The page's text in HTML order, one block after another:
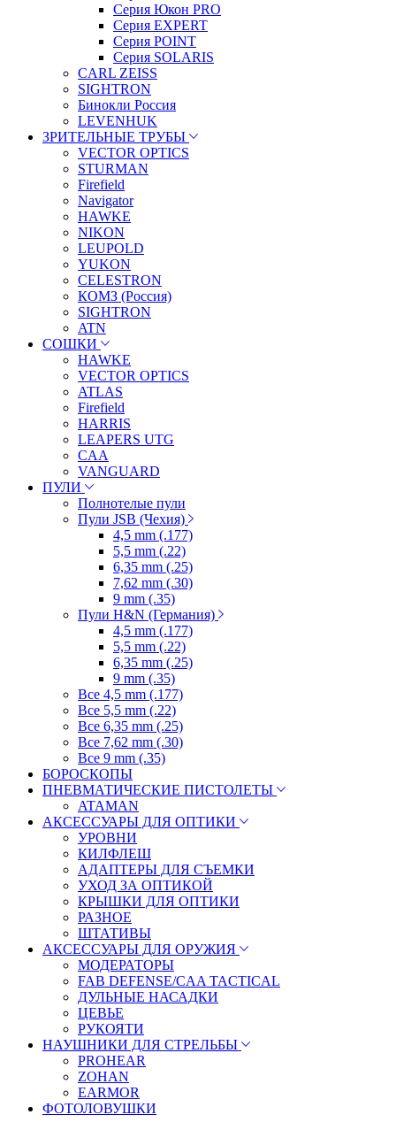
Серия Юкон PRO
Серия EXPERT
Серия POINT
Серия SOLARIS
CARL ZEISS
SIGHTRON
Бинокли Россия
LEVENHUK
ЗРИТЕЛЬНЫЕ ТРУБЫ
VECTOR OPTICS
STURMAN
Firefield
Navigator
HAWKE
NIKON
LEUPOLD
YUKON
CELESTRON
КОМЗ (Россия)
SIGHTRON
ATN
СОШКИ
HAWKE
VECTOR OPTICS
ATLAS
Firefield
HARRIS
LEAPERS UTG
CAA
VANGUARD
ПУЛИ
Полнотелые пули
Пули JSB (Чехия)
4,5 mm (.177)
5,5 mm (.22)
6,35 mm (.25)
7,62 mm (.30)
9 mm (.35)
Пули H&N (Германия)
4,5 mm (.177)
5,5 mm (.22)
6,35 mm (.25)
9 mm (.35)
Все 4,5 mm (.177)
Все 5,5 mm (.22)
Все 6,35 mm (.25)
Все 7,62 mm (.30)
Все 9 mm (.35)
БОРОСКОПЫ
ПНЕВМАТИЧЕСКИЕ ПИСТОЛЕТЫ
ATAMAN
АКСЕССУАРЫ ДЛЯ ОПТИКИ
УРОВНИ
КИЛФЛЕШ
АДАПТЕРЫ ДЛЯ СЪЕМКИ
УХОД ЗА ОПТИКОЙ
КРЫШКИ ДЛЯ ОПТИКИ
РАЗНОЕ
ШТАТИВЫ
АКСЕССУАРЫ ДЛЯ ОРУЖИЯ
МОДЕРАТОРЫ
FAB DEFENSE/CAA TACTICAL
ДУЛЬНЫЕ НАСАДКИ
ЦЕВЬЕ
РУКОЯТИ
НАУШНИКИ ДЛЯ СТРЕЛЬБЫ
PROHEAR
ZOHAN
EARMOR
ФОТОЛОВУШКИ